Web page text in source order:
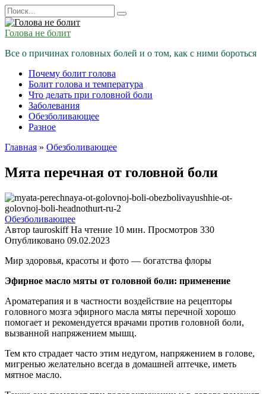
Перейти
к
содержанию
Search
for:
Голова не болит
Все о причинах головных болей и о том, как с ними бороться
Почему болит голова
Болит голова и температура
Что делать при головной боли
Заболевания
Обезболивающее
Разное
Главная » Обезболивающее
Мята перечная от головной боли
Обезболивающее
Автор tauroskiff На чтение 10 мин. Просмотров 330
Опубликовано 09.02.2023
Мир здоровья, красоты и фото — богатства флоры
Эфирное масло мяты от головной боли: применение
Ароматерапия и в частности воздействие на рецепторы
головного мозга эфирного масла мяты перечной хорошо
помогает и рекомендуется врачами против головной боли,
вызванной напряжением мышц.
Тем кто страдает часто этим недугом, напряжением в голове,
мигренью желательно всегда в домашней аптечке, иметь
мятное масло.